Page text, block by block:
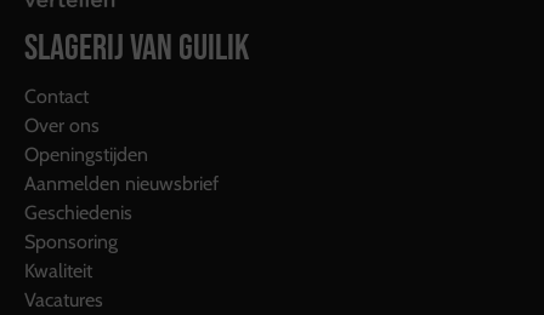
SLAGERIJ VAN GUILIK
Contact
Over ons
Openingstijden
Aanmelden nieuwsbrief
Geschiedenis
Sponsoring
Kwaliteit
Vacatures